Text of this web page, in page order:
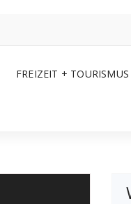
FREIZEIT + TOURISMUS